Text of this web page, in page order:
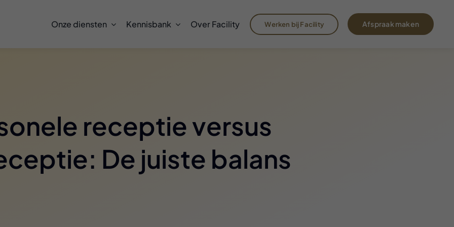
Onze diensten Kennisbank Over Facility Werken bij Facility Afspraak maken
receptie versus
De juiste balans